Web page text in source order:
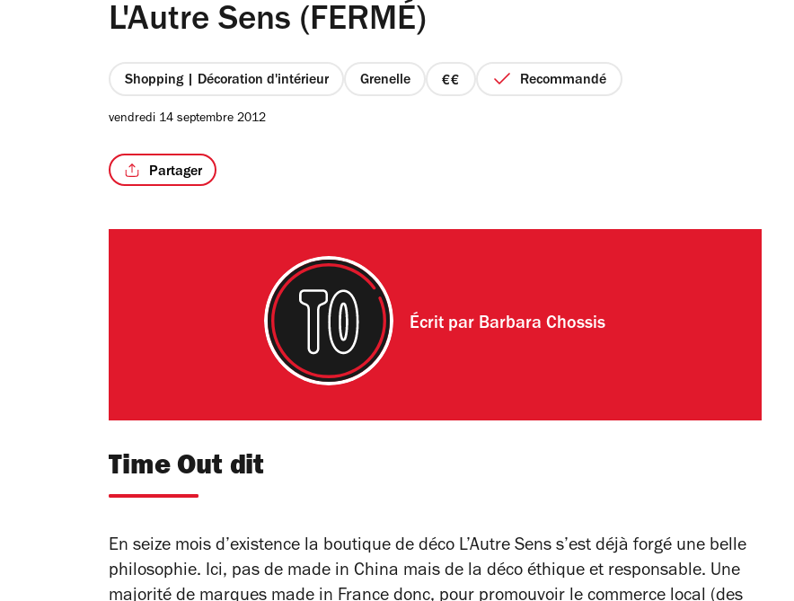
L'Autre Sens (FERMÉ)
Shopping | Décoration d'intérieur Grenelle
prix
Recommandé
vendredi 14 septembre 2012
Partager
Écrit par Barbara Chossis
Time Out dit
En seize mois d’existence la boutique de déco L’Autre Sens s’est déjà forgé une belle
philosophie. Ici, pas de made in China mais de la déco éthique et responsable. Une